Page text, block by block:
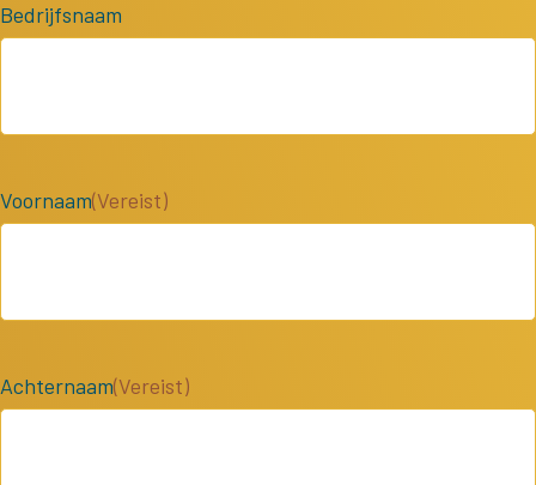
Bedrijfsnaam
Voornaam(Vereist)
Achternaam(Vereist)